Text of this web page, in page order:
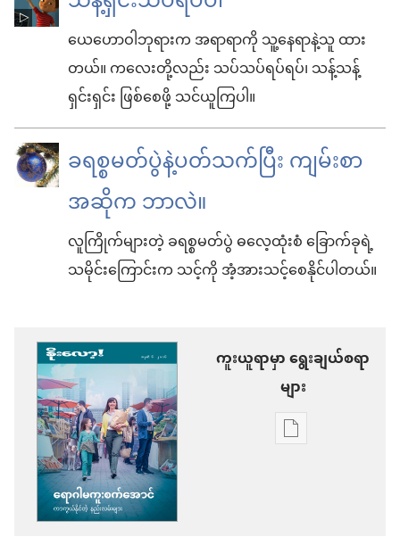
ယေဟောဝါဘုရားက အရာရာကို သူ့နေရာနဲ့သူ ထား
တယ်။ ကလေးတို့လည်း သပ်သပ်ရပ်ရပ်၊ သန့်သန့်
ရှင်းရှင်း ဖြစ်စေဖို့ သင်ယူကြပါ။
ခရစ္စမတ်ပွဲနဲ့ပတ်သက်ပြီး ကျမ်းစာ
အဆိုက ဘာလဲ။
လူကြိုက်များတဲ့ ခရစ္စမတ်ပွဲ ဓလေ့ထုံးစံ ခြောက်ခုရဲ့
သမိုင်းကြောင်းက သင့်ကို အံ့အားသင့်စေနိုင်ပါတယ်။
ကူးယူရာမှာ ရွေးချယ်စရာ
များ
စာပေ